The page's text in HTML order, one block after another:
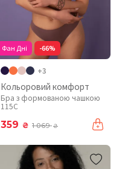
Фан Дні -66%
+3
Кольоровий комфорт
Бра з формованою чашкою
115C
359 ₴ 1 069₴